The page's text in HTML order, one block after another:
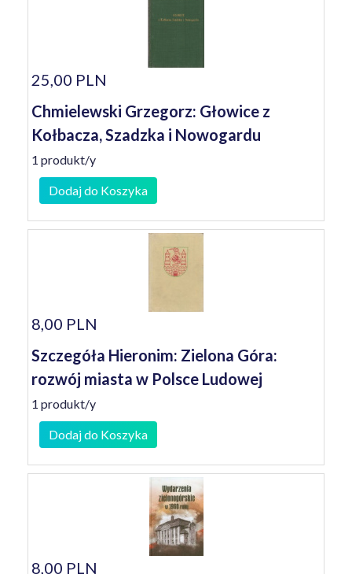
25,00 PLN
Chmielewski Grzegorz: Głowice z
Kołbacza, Szadzka i Nowogardu
1 produkt/y
Dodaj do Koszyka
8,00 PLN
Szczegóła Hieronim: Zielona Góra:
rozwój miasta w Polsce Ludowej
1 produkt/y
Dodaj do Koszyka
8,00 PLN